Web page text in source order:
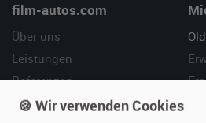
film-autos.com
Über uns
Leistungen
Referenzen
Kundenmeinungen
🍪 Wir verwenden Cookies